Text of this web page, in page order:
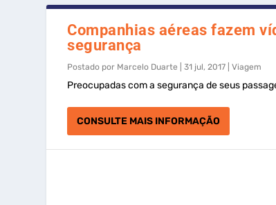
Companhias aéreas fazem
segurança
Postado por Marcelo Duarte |31 jul, 2017 |Viagem
Preocupadas com a segurança de seus
CONSULTE MAIS INFORMAÇÃO